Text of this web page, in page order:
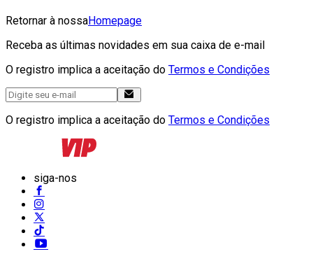
Retornar à nossaHomepage
Receba as últimas novidades em sua caixa de e-mail
O registro implica a aceitação do Termos e Condições
O registro implica a aceitação do Termos e Condições
siga-nos